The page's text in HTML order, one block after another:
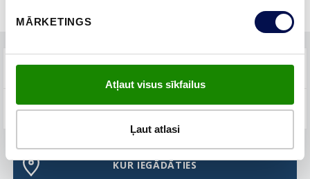
MĀRKETINGS
Atļaut visus sīkfailus
Ļaut atlasi
TEHNISKIE PARAMETRI
BUJ
KUR IEGĀDĀTIES